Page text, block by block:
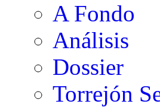
A Fondo
Análisis
Dossier
Torrejón